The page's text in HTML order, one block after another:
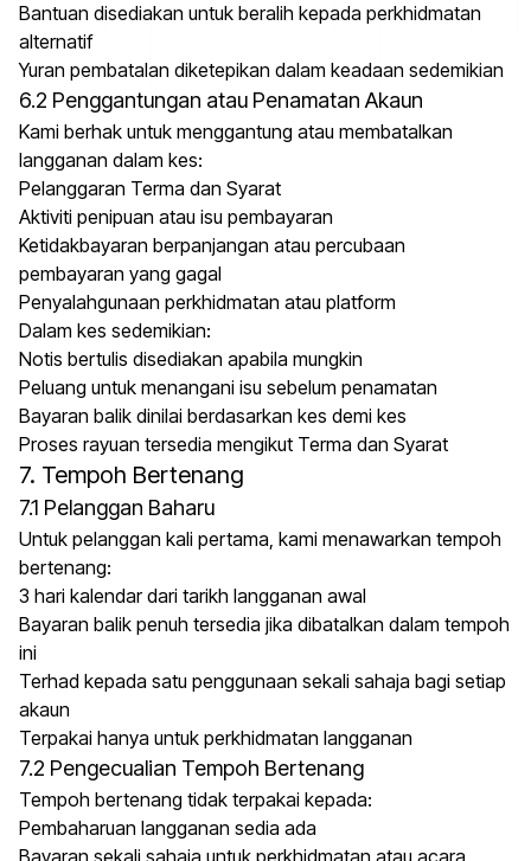
Bantuan disediakan untuk beralih kepada perkhidmatan
alternatif
Yuran pembatalan diketepikan dalam keadaan sedemikian
6.2 Penggantungan atau Penamatan Akaun
Kami berhak untuk menggantung atau membatalkan
langganan dalam kes:
Pelanggaran Terma dan Syarat
Aktiviti penipuan atau isu pembayaran
Ketidakbayaran berpanjangan atau percubaan
pembayaran yang gagal
Penyalahgunaan perkhidmatan atau platform
Dalam kes sedemikian:
Notis bertulis disediakan apabila mungkin
Peluang untuk menangani isu sebelum penamatan
Bayaran balik dinilai berdasarkan kes demi kes
Proses rayuan tersedia mengikut Terma dan Syarat
7. Tempoh Bertenang
7.1 Pelanggan Baharu
Untuk pelanggan kali pertama, kami menawarkan tempoh
bertenang:
3 hari kalendar dari tarikh langganan awal
Bayaran balik penuh tersedia jika dibatalkan dalam tempoh
ini
Terhad kepada satu penggunaan sekali sahaja bagi setiap
akaun
Terpakai hanya untuk perkhidmatan langganan
7.2 Pengecualian Tempoh Bertenang
Tempoh bertenang tidak terpakai kepada:
Pembaharuan langganan sedia ada
Bayaran sekali sahaja untuk perkhidmatan atau acara